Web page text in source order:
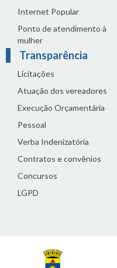
Internet Popular
Ponto de atendimento à
mulher
Transparência
Licitações
Atuação dos vereadores
Execução Orçamentária
Pessoal
Verba Indenizatória
Contratos e convênios
Concursos
LGPD